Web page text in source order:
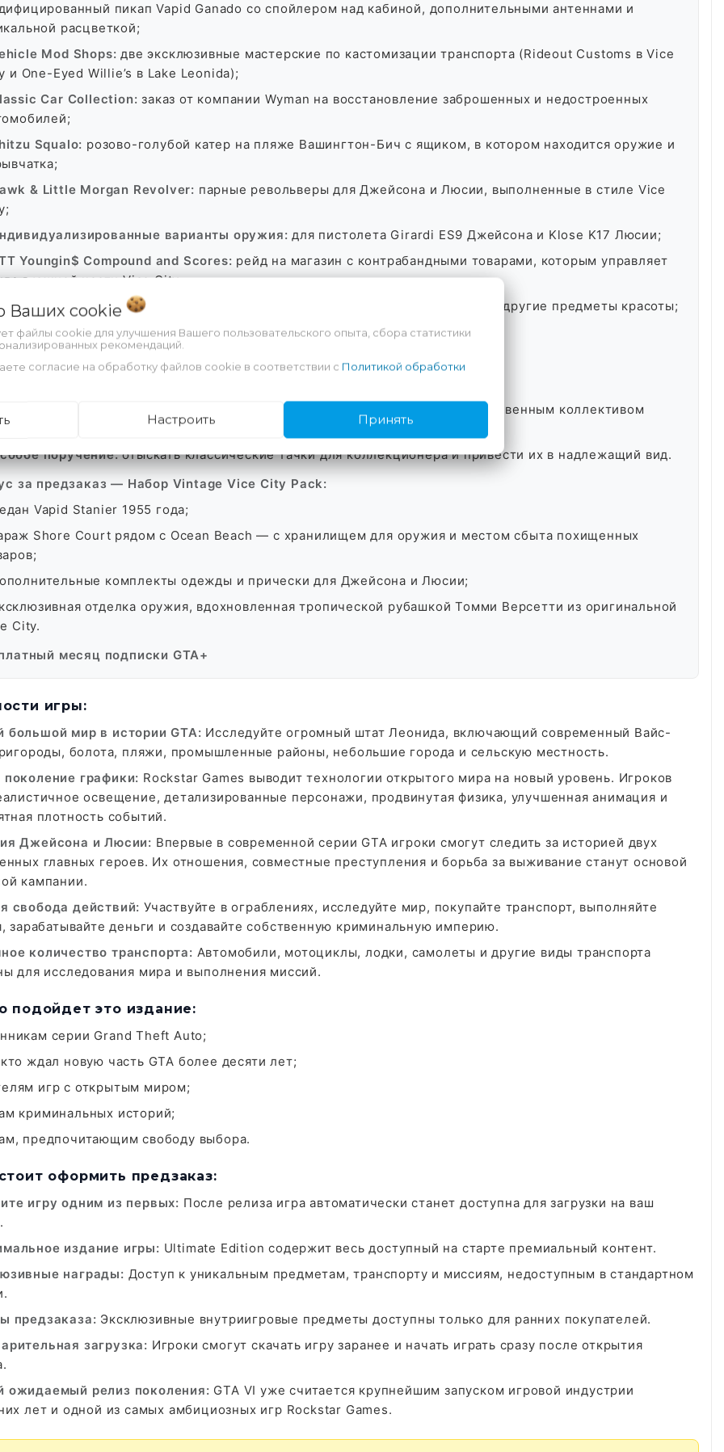
пикап Vapid Ganado со спойлером над кабиной, дополнительными антеннами и
расцветкой;
Mod Shops: две эксклюзивные мастерские по кастомизации транспорта (Rideout Customs в Vice
и One-Eyed Willie’s в Lake Leonida);
Car Collection: заказ от компании Wyman на восстановление заброшенных и недостроенных
Squalo: розово-голубой катер на пляже Вашингтон-Бич с ящиком, в котором находится оружие и
& Little Morgan Revolver: парные револьверы для Джейсона и Люсии, выполненные в стиле Vice
варианты оружия: для пистолета Girardi ES9 Джейсона и Klose K17 Люсии;
Youngin$ Compound and Scores: рейд на магазин с контрабандными товарами, которым управляет
в южной части Vice City;
City Styles для Джейсона и Люсии:
эксклюзивная одежда, татуировки и другие предметы красоты;
Gear:коллекция одежды, вдохновленная Macca the Gator;
более 50 эксклюзивных татуировок, созданных художественным коллективом
поручение:отыскать классические тачки для коллекционера и привести их в надлежащий вид.
за предзаказ — Набор Vintage Vice City Pack:
Vapid Stanier 1955 года;
Shore Court рядом с Ocean Beach — с хранилищем для оружия и местом сбыта похищенных
комплекты одежды и прически для Джейсона и Люсии;
отделка оружия, вдохновленная тропической рубашкой Томми Версетти из оригинальной
City.
месяц подписки GTA+
игры:
большой мир в истории GTA: Исследуйте огромный штат Леонида, включающий современный Вайс-
болота, пляжи, промышленные районы, небольшие города и сельскую местность.
поколение графики: Rockstar Games выводит технологии открытого мира на новый уровень. Игроков
освещение, детализированные персонажи, продвинутая физика, улучшенная анимация и
плотность событий.
Джейсона и Люсии: Впервые в современной серии GTA игроки смогут следить за историей двух
главных героев. Их отношения, совместные преступления и борьба за выживание станут основой
кампании.
свобода действий: Участвуйте в ограблениях, исследуйте мир, покупайте транспорт, выполняйте
зарабатывайте деньги и создавайте собственную криминальную империю.
количество транспорта: Автомобили, мотоциклы, лодки, самолеты и другие виды транспорта
для исследования мира и выполнения миссий.
подойдет это издание:
серии Grand Theft Auto;
ждал новую часть GTA более десяти лет;
игр с открытым миром;
криминальных историй;
предпочитающим свободу выбора.
оформить предзаказ:
игру одним из первых: После релиза игра автоматически станет доступна для загрузки на ваш
издание игры: Ultimate Edition содержит весь доступный на старте премиальный контент.
награды: Доступ к уникальным предметам, транспорту и миссиям, недоступным в стандартном
предзаказа: Эксклюзивные внутриигровые предметы доступны только для ранних покупателей.
загрузка: Игроки смогут скачать игру заранее и начать играть сразу после открытия
ожидаемый релиз поколения: GTA VI уже считается крупнейшим запуском игровой индустрии
лет и одной из самых амбициозных игр Rockstar Games.
Ваших cookie
файлы cookie для улучшения Вашего пользовательского опыта, сбора статистики
рекомендаций.
согласие на обработку файлов cookie в соответствии с Политикой обработки
Настроить Принять